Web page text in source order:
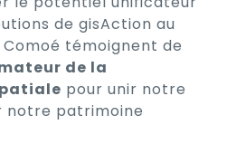
de gisAction au
témoignent de
de la
pour unir notre
notre patrimoine